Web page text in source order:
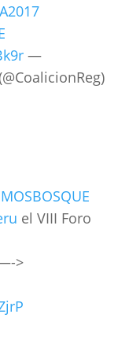
—
el VIII Foro
>